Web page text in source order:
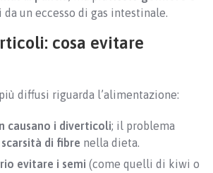
da un eccesso di gas intestinale.
cosa evitare
diffusi riguarda l’alimentazione:
causano i diverticoli; il problema
scarsità di fibre nella dieta.
evitare i semi (come quelli di kiwi o